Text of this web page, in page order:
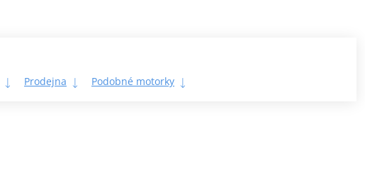
Prodejna Podobné motorky